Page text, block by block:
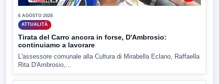
6 AGOSTO 2026
ATTUALITÀ
Tirata del Carro ancora in forse, D'Ambrosio:
continuiamo a lavorare
L'assessore comunale alla Cultura di Mirabella Eclano, Raffaella
Rita D'Ambrosio,...